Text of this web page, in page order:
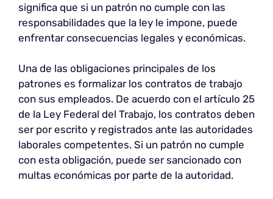
significa que si un patrón no cumple con las
responsabilidades que la ley le impone, puede
enfrentar consecuencias legales y económicas.
Una de las obligaciones principales de los
patrones es formalizar los contratos de trabajo
con sus empleados. De acuerdo con el artículo 25
de la Ley Federal del Trabajo, los contratos deben
ser por escrito y registrados ante las autoridades
laborales competentes. Si un patrón no cumple
con esta obligación, puede ser sancionado con
multas económicas por parte de la autoridad.